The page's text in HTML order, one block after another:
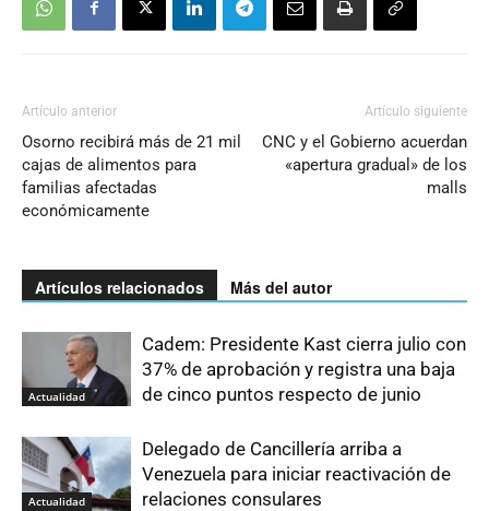
Artículo anterior
Osorno recibirá más de 21 mil
cajas de alimentos para
familias afectadas
económicamente
Artículo siguiente
CNC y el Gobierno acuerdan
«apertura gradual» de los
malls
Artículos relacionados Más del autor
Actualidad
Cadem: Presidente Kast cierra julio con
37% de aprobación y registra una baja
de cinco puntos respecto de junio
Actualidad
Delegado de Cancillería arriba a
Venezuela para iniciar reactivación de
relaciones consulares